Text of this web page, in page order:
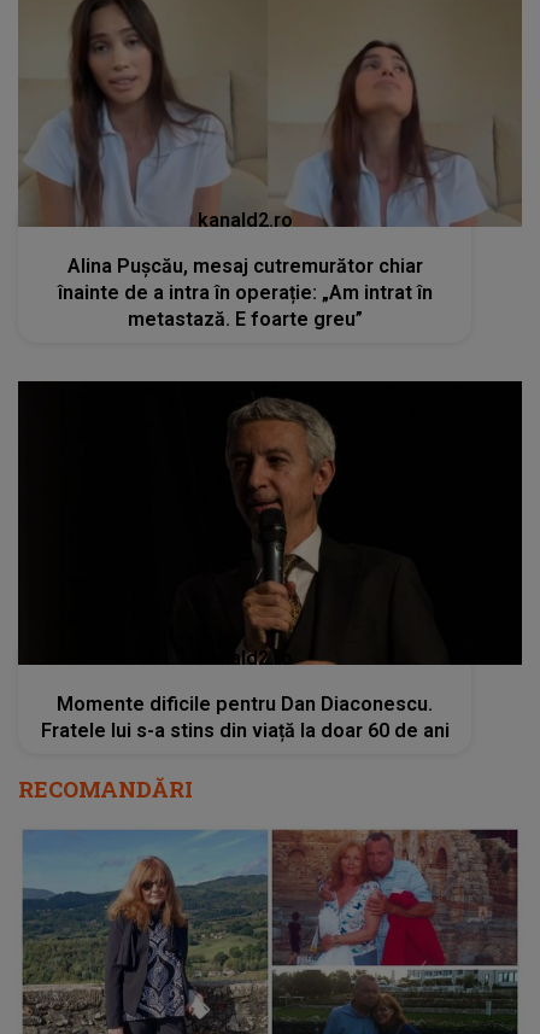
kanald2.ro
Alina Pușcău, mesaj cutremurător chiar
înainte de a intra în operație: „Am intrat în
metastază. E foarte greu”
kanald2.ro
Momente dificile pentru Dan Diaconescu.
Fratele lui s-a stins din viață la doar 60 de ani
RECOMANDĂRI